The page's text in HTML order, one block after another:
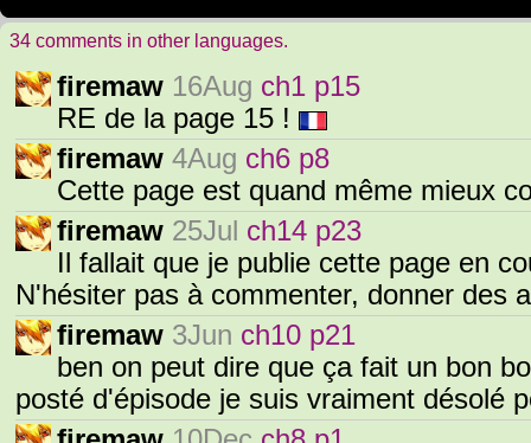
34 comments in other languages.
firemaw 16Aug ch1 p15
RE de la page 15 !
firemaw 4Aug ch6 p8
Cette page est quand même mieux
firemaw 25Jul ch14 p23
Il fallait que je publie cette page en
N'hésiter pas à commenter, donner des
firemaw 3Jun ch10 p21
ben on peut dire que ça fait un bon
posté d'épisode je suis vraiment désolé